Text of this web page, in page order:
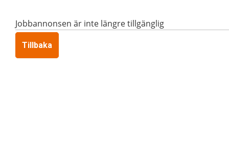
Jobbannonsen är inte längre tillgänglig
Tillbaka